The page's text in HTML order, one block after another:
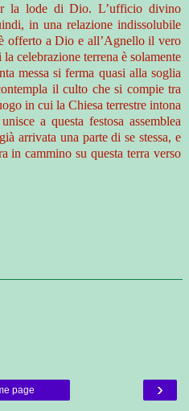
la lode di Dio. L’ufficio divino
in una relazione indissolubile
offerto a Dio e all’Agnello il vero
celebrazione terrena è solamente
messa si ferma quasi alla soglia
il culto che si compie tra
in cui la Chiesa terrestre intona
a questa festosa assemblea
arrivata una parte di se stessa, e
in cammino su questa terra verso
›
page